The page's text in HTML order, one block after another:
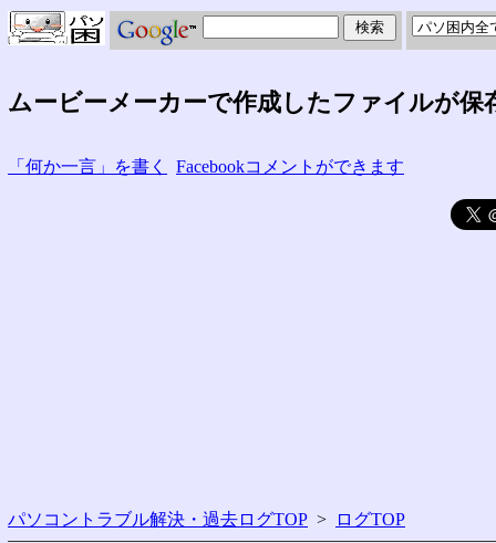
ムービーメーカーで作成したファイルが保
「何か一言」を書く Facebookコメントができます
パソコントラブル解決・過去ログTOP > ログTOP